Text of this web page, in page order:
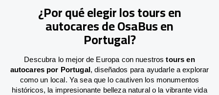
¿Por qué elegir los tours en
autocares de OsaBus en
Portugal?
Descubra lo mejor de Europa con nuestrostours en
autocares por Portugal, diseñados para ayudarle a explorar
como un local. Ya sea que lo cautiven los monumentos
históricos, la impresionante belleza natural o la vibrante vida